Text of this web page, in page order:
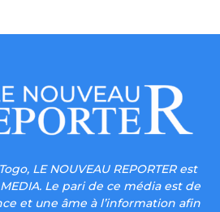
LE NOUVEAU REPORTER est
Le pari de ce média est de
et une âme à l’information afin